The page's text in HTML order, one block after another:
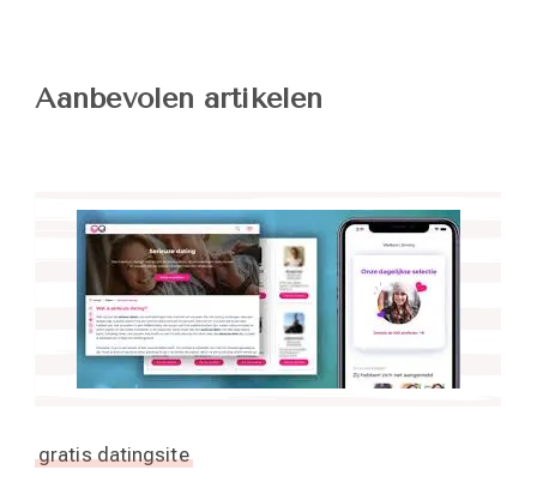
Aanbevolen artikelen
gratis datingsite